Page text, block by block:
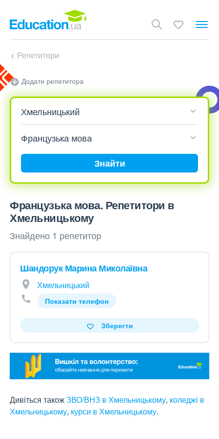
Репетитори
Додати репетитора
Знайти
Французька мова. Репетитори в
Хмельницькому
Знайдено 1 репетитор
Шандорук Марина Миколаївна
Хмельницький
Показати телефон
Зберегти
Дивіться такожЗВО/ВНЗ в Хмельницькому, коледжі в
Хмельницькому, курси в Хмельницькому.